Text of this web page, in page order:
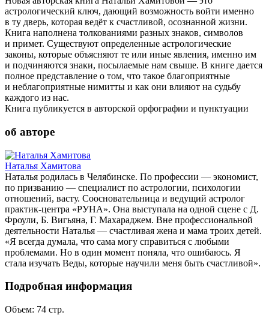
астрологический ключ, дающий возможность войти именно
в ту дверь, которая ведёт к счастливой, осознанной жизни.
Книга наполнена толкованиями разных знаков, символов
и примет. Существуют определенные астрологические
законы, которые объясняют те или иные явления, именно им
и подчиняются знаки, посылаемые нам свыше. В книге дается
полное представление о том, что такое благоприятные
и неблагоприятные нимитты и как они влияют на судьбу
каждого из нас.
Книга публикуется в авторской орфографии и пунктуации
об авторе
Наталья Хамитова
Наталья родилась в Челябинске. По профессии — экономист,
по призванию — специалист по астрологии, психологии
отношений, васту. Соосновательница и ведущий астролог
практик-центра «РУНА». Она выступала на одной сцене с Д.
Фроули, Б. Вигьяна, Г. Махараджем. Вне профессиональной
деятельности Наталья — счастливая жена и мама троих детей.
«Я всегда думала, что сама могу справиться с любыми
проблемами. Но в один момент поняла, что ошибаюсь. Я
стала изучать Веды, которые научили меня быть счастливой».
Подробная информация
Объем: 74 стр.